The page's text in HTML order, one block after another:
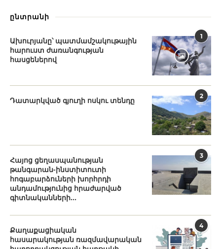
ընտրանի
1
Ախուրյանը՝ պատմամշակութային
հարուստ ժառանգության
հասցեներով
2
Դատարկված գյուղի ոսկու տենդը
3
Հայոց ցեղասպանության
թանգարան-ինստիտուտի
հոգաբարձուների խորհրդի
անդամությունից հրաժարված
գիտնականների...
4
Քաղաքացիական
հասարակության ռազմավարական